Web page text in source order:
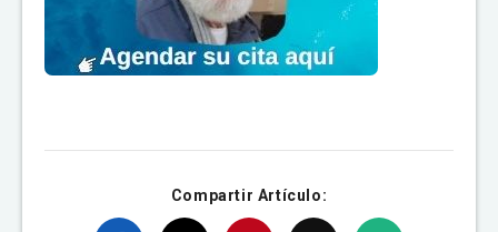
Compartir Artículo: